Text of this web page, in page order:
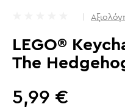
LEGO®
The
5,99 €